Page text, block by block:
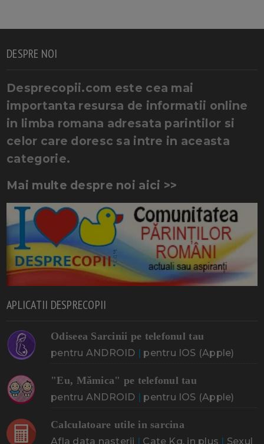
DESPRE NOI
Desprecopii.com este cea mai
importanta resursa de informatii online
in limba romana adresata parintilor si
celor care doresc sa intre in aceasta
categorie.
Mai multe despre noi aici >>
APLICATII DESPRECOPII
Odiseea Sarcinii pe telefonul tau
pentru ANDROID pentru IOS (Apple)
"Eu, Mămica" pe telefonul tau
pentru ANDROID pentru IOS (Apple)
Calculatoare utile in sarcina
Afla data nasterii Cate Kg. in plus
Sexul